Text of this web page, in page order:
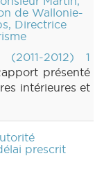
de Wallonie-
Directrice
2012) 1
présenté
intérieures et
prescrit